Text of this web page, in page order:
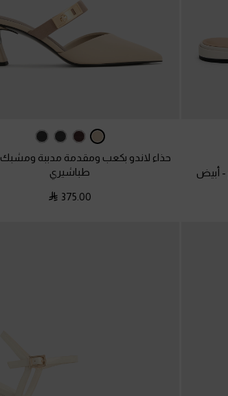
- أبيض
حذاء لاندو بكعب ومقدمة مدببة ومشبك
طباشيري
375.00